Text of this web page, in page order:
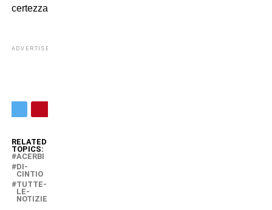
certezza”.
ADVERTISEMENT
RELATED
TOPICS:
ACERBI
DI-
CINTIO
TUTTE-
LE-
NOTIZIE